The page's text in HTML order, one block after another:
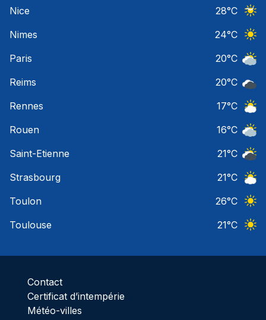
Nice
28°C
Nimes
24°C
Paris
20°C
Reims
20°C
Rennes
17°C
Rouen
16°C
Saint-Etienne
21°C
Strasbourg
21°C
Toulon
26°C
Toulouse
21°C
Contact
Certificat d’intempérie
Météo-villes